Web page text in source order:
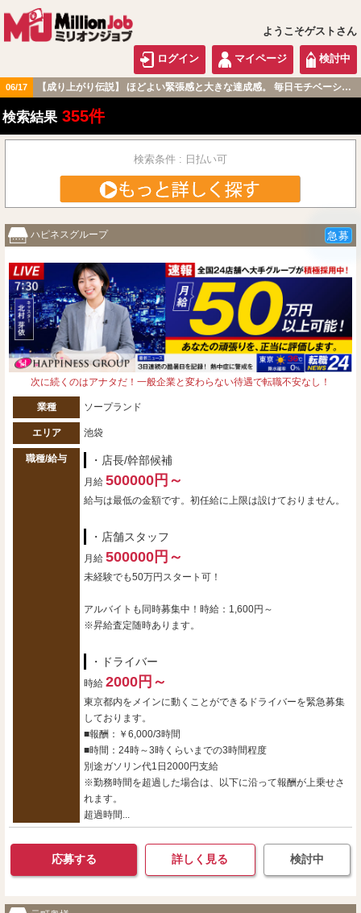
ようこそゲストさん
ログイン マイページ 検討中
06/17 【成り上がり伝説】 ほどよい緊張感と大きな達成感。 毎日モチベーション高く過ごせる職場です！
関東版
検索結果 355件
検索条件 : 日払い可
ハピネスグループ 急募
次に続くのはアナタだ！一般企業と変わらない待遇で転職不安なし！
業種 ソープランド
エリア 池袋
職種/給与 ・店長/幹部候補
月給 500000円～
給与は最低の金額です。初任給に上限は設けておりません。
・店舗スタッフ
月給 500000円～
未経験でも50万円スタート可！
アルバイトも同時募集中！時給：1,600円～
※昇給査定随時あります。
・ドライバー
時給 2000円～
東京都内をメインに動くことができるドライバーを緊急募集
しております。
■報酬：￥6,000/3時間
■時間：24時～3時くらいまでの3時間程度
別途ガソリン代1日2000円支給
※勤務時間を超過した場合は、以下に沿って報酬が上乗せさ
れます。
超過時間...
応募する 詳しく見る 検討中